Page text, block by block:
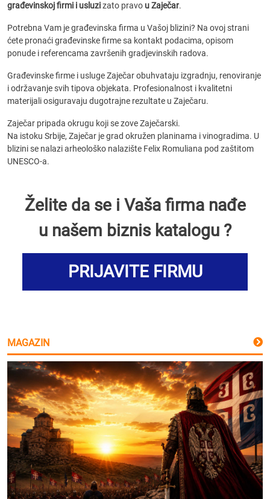
građevinskoj firmi i usluzizato pravo u Zaječar.
Potrebna Vam je građevinska firma u Vašoj blizini? Na ovoj strani
ćete pronaći građevinske firme sa kontakt podacima, opisom
ponude i referencama završenih gradjevinskih radova.
Građevinske firme i usluge Zaječar obuhvataju izgradnju, renoviranje
i održavanje svih tipova objekata. Profesionalnost i kvalitetni
materijali osiguravaju dugotrajne rezultate u Zaječaru.
Zaječar pripada okrugu koji se zove Zaječarski.
Na istoku Srbije, Zaječar je grad okružen planinama i vinogradima. U
blizini se nalazi arheološko nalazište Felix Romuliana pod zaštitom
UNESCO-a.
Želite da se i Vaša firma nađe
u našem biznis katalogu ?
PRIJAVITE FIRMU
MAGAZIN